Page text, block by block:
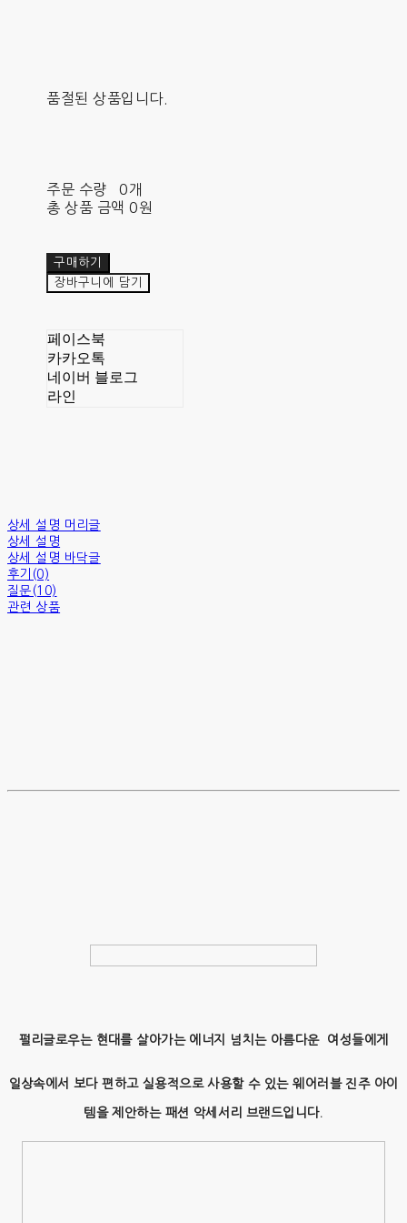
품절된 상품입니다.
주문 수량
0개
총 상품 금액 0원
구매하기
장바구니에 담기
페이스북
카카오톡
네이버 블로그
라인
상세 설명 머리글
상세 설명
상세 설명 바닥글
후기(0)
질문(10)
관련 상품
펄리글로우는 현대를 살아가는 에너지 넘치는 아름다운 여성들에게
일상속에서 보다 편하고 실용적으로 사용할 수 있는 웨어러블 진주 아이
템을 제안하는 패션 악세서리 브랜드입니다.